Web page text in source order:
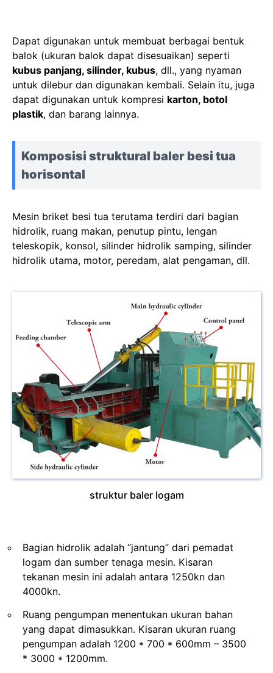
Dapat digunakan untuk membuat berbagai bentuk
balok (ukuran balok dapat disesuaikan) seperti
kubus panjang, silinder, kubus, dll., yang nyaman
untuk dilebur dan digunakan kembali. Selain itu, juga
dapat digunakan untuk kompresi karton, botol
plastik, dan barang lainnya.
Komposisi struktural baler besi tua
horisontal
Mesin briket besi tua terutama terdiri dari bagian
hidrolik, ruang makan, penutup pintu, lengan
teleskopik, konsol, silinder hidrolik samping, silinder
hidrolik utama, motor, peredam, alat pengaman, dll.
struktur baler logam
Bagian hidrolik adalah “jantung” dari pemadat
logam dan sumber tenaga mesin. Kisaran
tekanan mesin ini adalah antara 1250kn dan
4000kn.
Ruang pengumpan menentukan ukuran bahan
yang dapat dimasukkan. Kisaran ukuran ruang
pengumpan adalah 1200 * 700 * 600mm – 3500
* 3000 * 1200mm.